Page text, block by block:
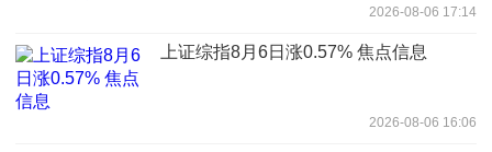
2026-08-06 17:14
上证综指8月6日涨0.57% 焦点信息
2026-08-06 16:06